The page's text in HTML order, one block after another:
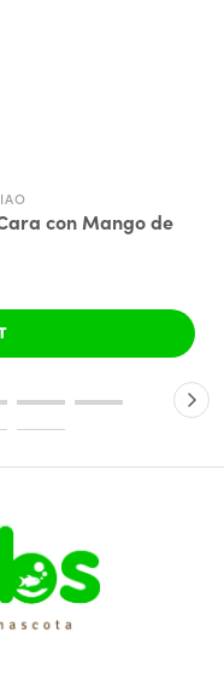
con Mango de